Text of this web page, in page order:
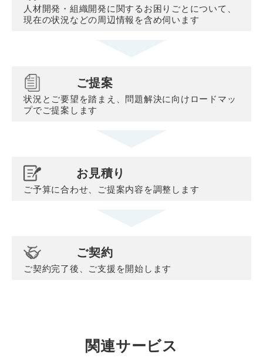
人材開発・組織開発に関するお困りごとについて、
現在の状況などの周辺情報を含め伺います
ご提案
状況とご要望を踏まえ、問題解決に向けロードマッ
プでご提案します
お見積り
ご予算に合わせ、ご提案内容を調整します
ご契約
ご契約完了後、ご支援を開始します
関連サービス